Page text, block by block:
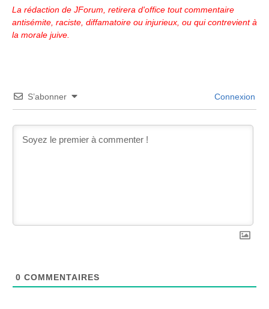
La rédaction de JForum, retirera d'office tout commentaire
antisémite, raciste, diffamatoire ou injurieux, ou qui contrevient à
la morale juive.
S’abonner Connexion
0 COMMENTAIRES